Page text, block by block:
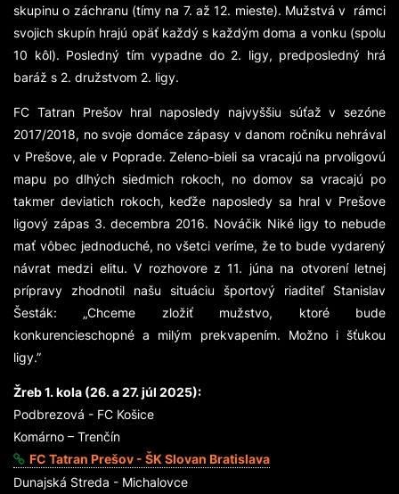
skupinu o záchranu (tímy na 7. až 12. mieste). Mužstvá v rámci
svojich skupín hrajú opäť každý s každým doma a vonku (spolu
10 kôl). Posledný tím vypadne do 2. ligy, predposledný hrá
baráž s 2. družstvom 2. ligy.
FC Tatran Prešov hral naposledy najvyššiu súťaž v sezóne
2017/2018, no svoje domáce zápasy v danom ročníku nehrával
v Prešove, ale v Poprade. Zeleno-bieli sa vracajú na prvoligovú
mapu po dlhých siedmich rokoch, no domov sa vracajú po
takmer deviatich rokoch, keďže naposledy sa hral v Prešove
ligový zápas 3. decembra 2016. Nováčik Niké ligy to nebude
mať vôbec jednoduché, no všetci veríme, že to bude vydarený
návrat medzi elitu. V rozhovore z 11. júna na otvorení letnej
prípravy zhodnotil našu situáciu športový riaditeľ Stanislav
Šesták: „Chceme zložiť mužstvo, ktoré bude
konkurencieschopné a milým prekvapením. Možno i šťukou
ligy.”
Žreb 1. kola (26. a 27. júl 2025):
Podbrezová - FC Košice
Komárno – Trenčín
FC Tatran Prešov - ŠK Slovan Bratislava
Dunajská Streda - Michalovce